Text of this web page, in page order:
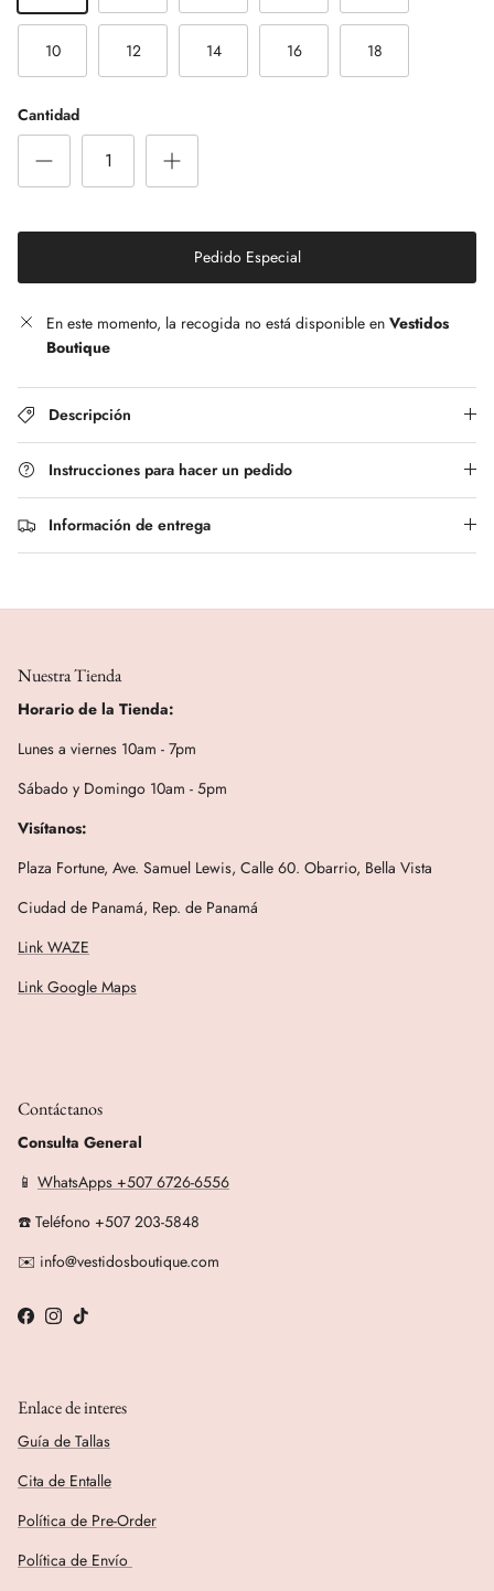
10 12 14 16 18
Cantidad
Pedido Especial
En este momento, la recogida no está disponible en Vestidos
Boutique
Descripción
Instrucciones para hacer un pedido
Información de entrega
Nuestra Tienda
Horario de la Tienda:
Lunes a viernes 10am - 7pm
Sábado y Domingo 10am - 5pm
Visítanos:
Plaza Fortune, Ave. Samuel Lewis, Calle 60. Obarrio, Bella Vista
Ciudad de Panamá, Rep. de Panamá
Link WAZE
Link Google Maps
Contáctanos
Consulta General
📱 WhatsApps +507 6726-6556
☎️ Teléfono +507 203-5848
✉️ info@vestidosboutique.com
Facebook
Instagram
TikTok
Enlace de interes
Guía de Tallas
Cita de Entalle
Política de Pre-Order
Política de Envío